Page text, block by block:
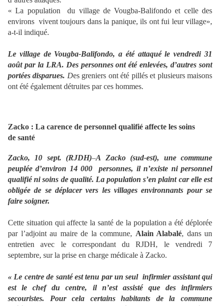
« La population du village de Vougba-Balifondo et celle des
environs vivent toujours dans la panique, ils ont fui leur village»,
a-t-il indiqué.
Le village de Vougba-Balifondo, a été attaqué le vendredi 31
août par la LRA. Des personnes ont été enlevées, d’autres sont
portées disparues. Des greniers ont été pillés et plusieurs maisons
ont été également détruites par ces hommes.
Zacko : La carence de personnel qualifié affecte les soins
de santé
Zacko, 10 sept. (RJDH)–A Zacko (sud-est), une commune
peuplée d’environ 14 000 personnes, il n’existe ni personnel
qualifié ni soins de qualité. La population s’en plaint car elle est
obligée de se déplacer vers les villages environnants pour se
faire soigner.
Cette situation qui affecte la santé de la population a été déplorée
par l’adjoint au maire de la commune, Alain Alabalé, dans un
entretien avec le correspondant du RJDH, le vendredi 7
septembre, sur la prise en charge médicale à Zacko.
« Le centre de santé est tenu par un seul infirmier assistant qui
est le chef du centre, il n’est assisté que des infirmiers
secouristes. Pour cela certains habitants de la commune